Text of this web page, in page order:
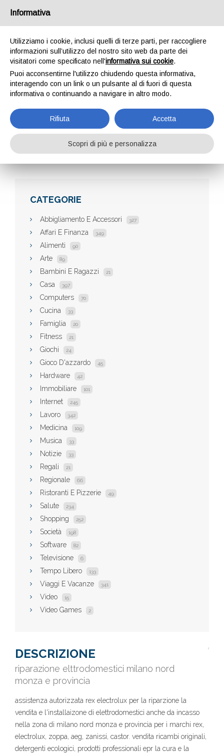
MAPATEC SRL
Aziende mapatec srl
CATEGORIE
Abbigliamento E Accessori 327
Affari E Finanza 349
Alimenti 90
Arte 89
Bambini E Ragazzi 21
Casa 397
Computers 70
Cucina 33
Famiglia 20
Fitness 21
Giochi 24
Gioco D'azzardo 45
Hardware 42
Immobiliare 101
Internet 245
Lavoro 342
Medicina 109
Musica 33
Notizie 33
Regali 21
Regionale 66
Ristoranti E Pizzerie 49
Salute 234
Shopping 252
Società 198
Software 82
Televisione 6
Tempo Libero 133
Viaggi E Vacanze 341
Video 15
Video Games 2
DESCRIZIONE
riparazione elttrodomestici milano nord
monza e provincia
assistenza autorizzata rex electrolux per la riparzione la
vendita e l'installaizone di elettrodomestici anche da incasso
nella zona di milano nord monza e provincia per i marchi rex,
electrolux, zoppa, aeg, zanissi, castor. vendita ricambi originali,
detergenti ecologici, prodotti professionali epr la cura e la
Informativa
Utilizziamo i cookie, inclusi quelli di terze parti, per raccogliere
informazioni sull’utilizzo del nostro sito web da parte dei
visitatori come specificato nell'informativa sui cookie.
Puoi acconsentirne l'utilizzo chiudendo questa informativa,
interagendo con un link o un pulsante al di fuori di questa
informativa o continuando a navigare in altro modo.
Rifiuta Accetta
Scopri di più e personalizza